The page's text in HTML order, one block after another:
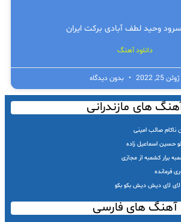
سرود وحید لطف آبادی برکت ایران
دانلود آهنگ
ژوئن 25, 2022 بدون دیدگاه
های مازندرانی
ناکام صائب امینی
حسین اسماعیل زاده
برار کشمبه از مجازی
فرمانده
لای دیش دیش بکو بکو
آهنگ های فارسی